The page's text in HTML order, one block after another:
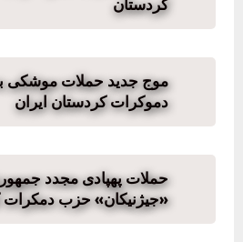
کردستان
موج جدید حملات
دموکرات کردستان ایران
حملات پهپادی مجدد
«جیژنیکان» حزب دمکرات